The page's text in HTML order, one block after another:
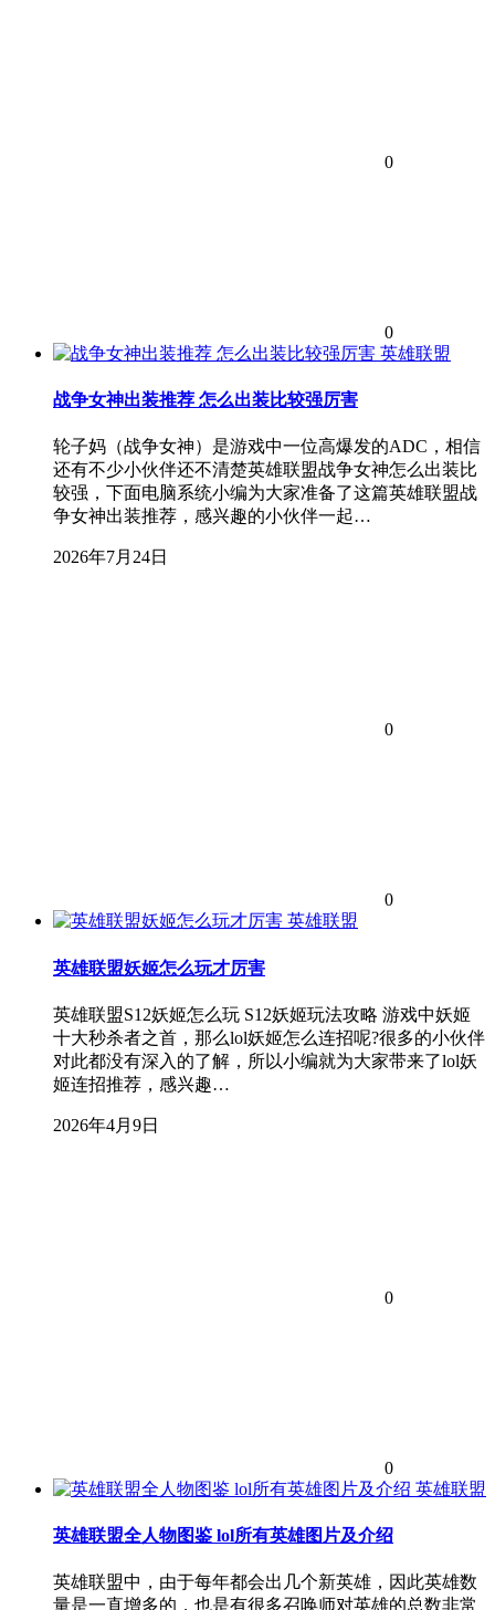
0
0
英雄联盟
战争女神出装推荐 怎么出装比较强厉害
轮子妈（战争女神）是游戏中一位高爆发的ADC，相信
还有不少小伙伴还不清楚英雄联盟战争女神怎么出装比
较强，下面电脑系统小编为大家准备了这篇英雄联盟战
争女神出装推荐，感兴趣的小伙伴一起…
2026年7月24日
0
0
英雄联盟
英雄联盟妖姬怎么玩才厉害
英雄联盟S12妖姬怎么玩 S12妖姬玩法攻略 游戏中妖姬
十大秒杀者之首，那么lol妖姬怎么连招呢?很多的小伙伴
对此都没有深入的了解，所以小编就为大家带来了lol妖
姬连招推荐，感兴趣…
2026年4月9日
0
0
英雄联盟
英雄联盟全人物图鉴 lol所有英雄图片及介绍
英雄联盟中，由于每年都会出几个新英雄，因此英雄数
量是一直增多的，也是有很多召唤师对英雄的总数非常